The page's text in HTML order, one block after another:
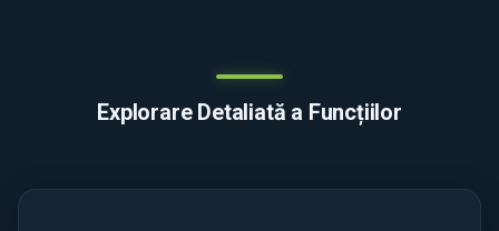
Explorare Detaliată a Funcțiilor